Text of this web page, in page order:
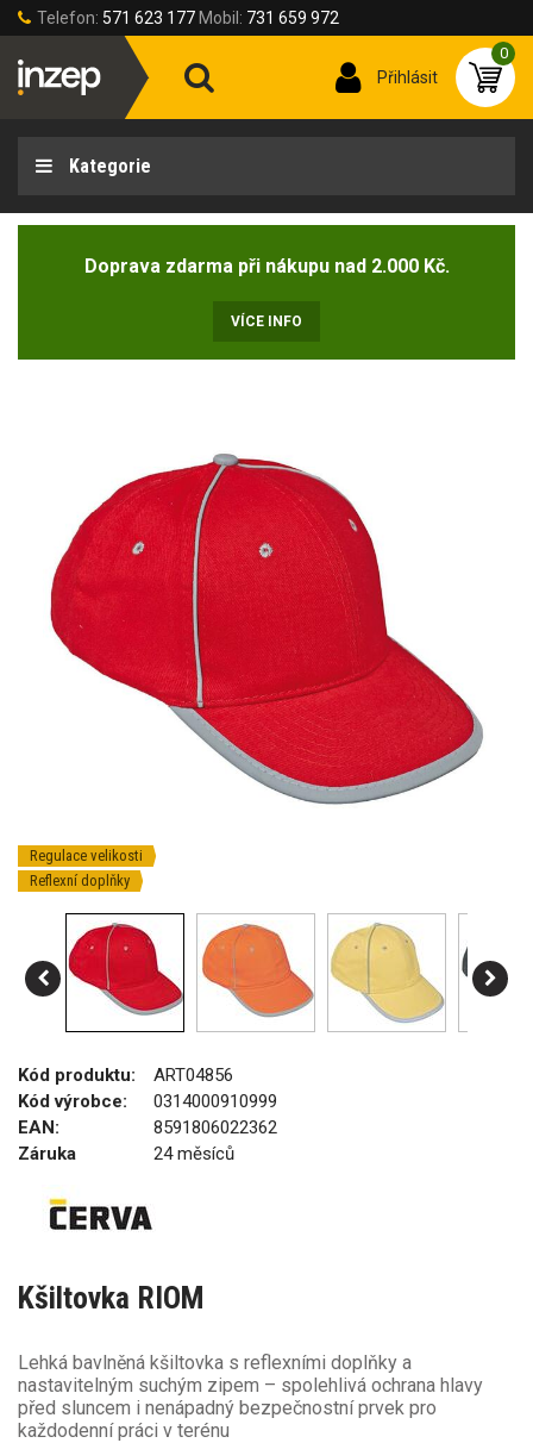
Telefon: 571 623 177 Mobil: 731 659 972
Přihlásit
0
Kategorie
Doprava zdarma při nákupu nad 2.000 Kč.
VÍCE INFO
Regulace velikosti
Reflexní doplňky
Kód produktu:
ART04856
Kód výrobce:
0314000910999
EAN:
8591806022362
Záruka
24 měsíců
Kšiltovka RIOM
Lehká bavlněná kšiltovka s reflexními doplňky a
nastavitelným suchým zipem – spolehlivá ochrana hlavy
před sluncem i nenápadný bezpečnostní prvek pro
každodenní práci v terénu